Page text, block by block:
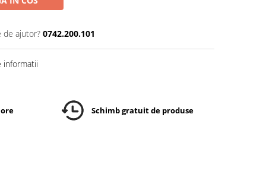
de ajutor? 0742.200.101
informatii
Schimb gratuit de produse